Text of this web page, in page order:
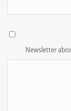
Newsletter